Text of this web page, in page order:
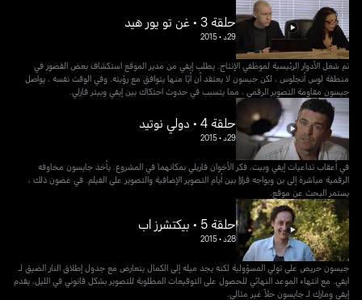
حلقة 3 • غن تو يور هيد
29د •
2015
تم شغل الأدوار الرئيسية لموظفي الإنتاج. يطلب إيفي من مدير الموقع استكشاف بعض القصور في
منطقة لوس أنجلوس ، لكن جيسون لا يعتقد أن أيًا منها يتوافق مع رؤيته. وفي الوقت نفسه ، يواصل
جيسون مقاومة التصوير الرقمي ، مما يتسبب في حدوث احتكاك بين إيفي وبيتر فارلي.
حلقة 4 • دولي نوتيد
29د •
2015
في أعقاب تداعيات إيفي وبيت، فكر الأخوان فاريلي بمكانهما في المشروع. يأخذ جايسون مخاوفه
الرقمية مباشرة إلى بن ويواجه قرارًا بين أيام التصوير الإضافية والتصوير على الفيلم. في غضون ذلك ،
يستمر البحث عن موقع.
حلقة 5 • بيكتشرز اب
28د •
2015
جيسون حريص على تولي المسؤولية لكنه يجد ميله إلى الكمال يتعارض مع جدول إطلاق النار الضيق لـ
ايفي. مع انتهاء الموعد النهائي للحصول على التوقيعات المطلوبة للتصوير بشكل قانوني في الليل، يقدم
إيفي ومارك لـ جايسون حلاً غير مثالي.